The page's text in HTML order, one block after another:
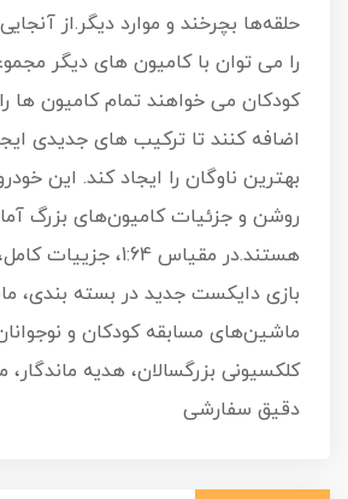
حلقه‌ها بچرخند و موارد دیگر.از
را می توان با کامیون های دیگر
کودکان می خواهند تمام کامیون ها
اضافه کنند تا ترکیب های جدیدی
بهترین ناوگان را ایجاد کند. این
روشن و جزئیات کامیون‌های بزرگ
هستند.در مقیاس 1:64،
بازی دایکست جدید در بسته بندی،
ماشین‌های مسابقه کودکان و
کلکسیونی بزرگسالان، هدیه
دقیق سفارشی